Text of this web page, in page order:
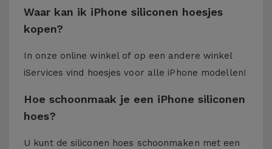
Waar kan ik iPhone siliconen hoesjes
kopen?
In onze online winkel of op een andere winkel
iServices vind hoesjes voor alle iPhone modellen!
Hoe schoonmaak je een iPhone siliconen
hoes?
U kunt de siliconen hoes schoonmaken met een